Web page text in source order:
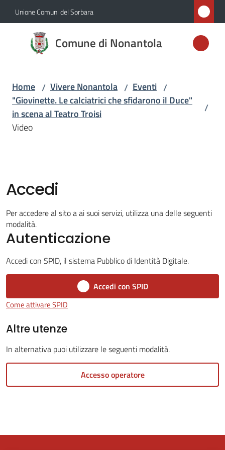
Vai al contenuto
Vai alla navigazione
Vai al footer
Unione Comuni del Sorbara
Comune di Nonantola
Comune di
Nonantola
Amministrazione
Novità
Nonantola
Tutti
gli
Seguici
su
Home / Vivere Nonantola / Eventi /
"Giovinette. Le calciatrici che sfidarono il Duce"
in scena al Teatro Troisi
/
Video
Accedi
Per accedere al sito a ai suoi servizi, utilizza una delle seguenti
modalità.
Autenticazione
Accedi con SPID, il sistema Pubblico di Identità Digitale.
Accedi con SPID
Come attivare SPID
Altre utenze
In alternativa puoi utilizzare le seguenti modalità.
Accesso operatore